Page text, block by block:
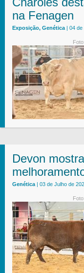
na Fenagen
Exposição, Genética | 04 de
Devon
Genética | 03 de Julho de